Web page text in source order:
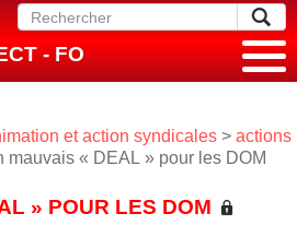
- FO
et action syndicales > actions
mauvais « DEAL » pour les DOM
» POUR LES DOM